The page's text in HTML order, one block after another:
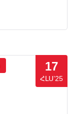
17
ՀԼՍ’25